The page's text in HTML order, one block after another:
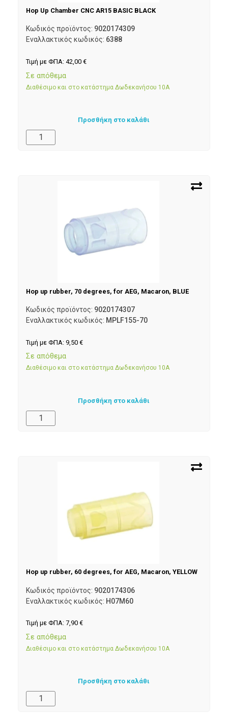
Hop Up Chamber CNC AR15 BASIC BLACK
Κωδικός προϊόντος: 9020174309
Εναλλακτικός κωδικός: 6388
Τιμή με ΦΠΑ: 42,00 €
Σε απόθεμα
Διαθέσιμο και στο κατάστημα Δωδεκανήσου 10Α
Προσθήκη στο καλάθι
Hop up rubber, 70 degrees, for AEG, Macaron, BLUE
Κωδικός προϊόντος: 9020174307
Εναλλακτικός κωδικός: MPLF155-70
Τιμή με ΦΠΑ: 9,50 €
Σε απόθεμα
Διαθέσιμο και στο κατάστημα Δωδεκανήσου 10Α
Προσθήκη στο καλάθι
Hop up rubber, 60 degrees, for AEG, Macaron, YELLOW
Κωδικός προϊόντος: 9020174306
Εναλλακτικός κωδικός: H07M60
Τιμή με ΦΠΑ: 7,90 €
Σε απόθεμα
Διαθέσιμο και στο κατάστημα Δωδεκανήσου 10Α
Προσθήκη στο καλάθι